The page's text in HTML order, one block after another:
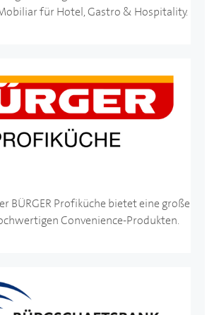
für Hotel, Gastro & Hospitality.
BÜRGER Profiküche bietet eine große
Convenience-Produkten.